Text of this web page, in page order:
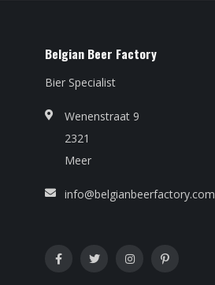
Belgian Beer Factory
Bier Specialist
Wenenstraat 9
2321
Meer
info@belgianbeerfactory.com